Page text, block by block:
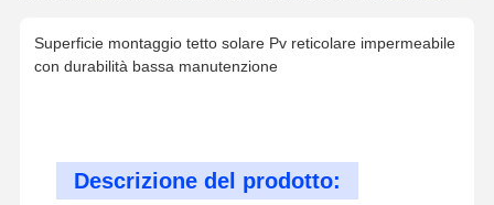
Superficie montaggio tetto solare Pv reticolare impermeabile
con durabilità bassa manutenzione
Descrizione del prodotto: